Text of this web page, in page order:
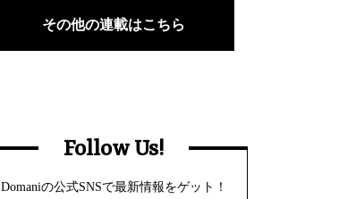
その他の連載はこちら
Follow Us!
Domaniの公式SNSで最新情報をゲット！